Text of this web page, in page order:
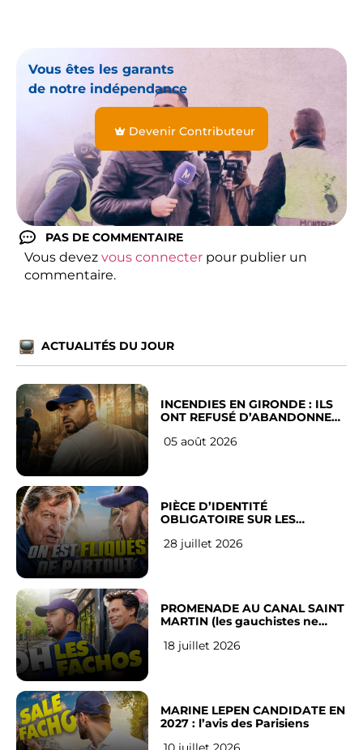
Vous êtes les garants
de notre indépendance
Devenir Contributeur
PAS DE COMMENTAIRE
Vous devez vous connecter pour publier un
commentaire.
ACTUALITÉS DU JOUR
INCENDIES EN GIRONDE : ILS
ONT REFUSÉ D’ABANDONNER
05 août 2026
PIÈCE D’IDENTITÉ
OBLIGATOIRE SUR LES
Français
28 juillet 2026
PROMENADE AU CANAL SAINT
MARTIN (les gauchistes ne
18 juillet 2026
MARINE LEPEN CANDIDATE EN
2027 : l’avis des Parisiens